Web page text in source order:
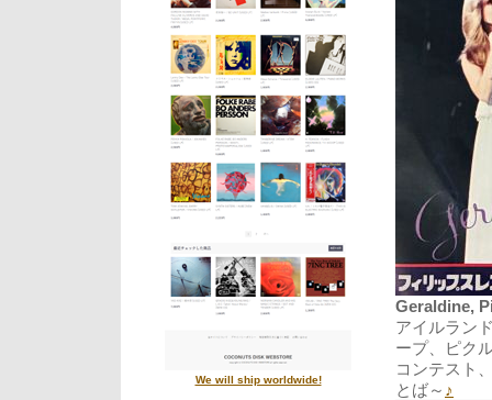
Geraldine,
アイルラン
ープ、ピク
コンテスト
とば～ ♪
We will ship worldwide!